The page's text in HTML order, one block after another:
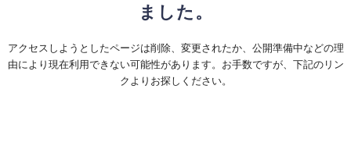
ました。
アクセスしようとしたページは削除、変更されたか、公開準備中などの理
由により現在利用できない可能性があります。お手数ですが、下記のリン
クよりお探しください。